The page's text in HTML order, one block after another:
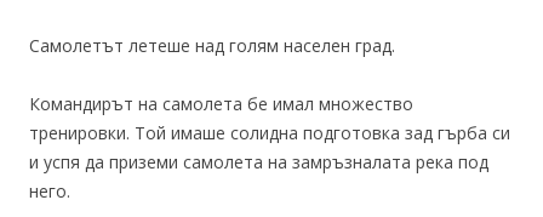
Самолетът летеше над голям населен град.
Командирът на самолета бе имал множество
тренировки. Той имаше солидна подготовка зад гърба си
и успя да приземи самолета на замръзналата река под
него.